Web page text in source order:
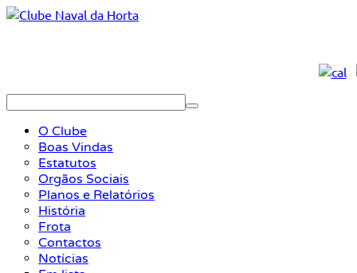
O Clube
Boas Vindas
Estatutos
Orgãos Sociais
Planos e Relatórios
História
Frota
Contactos
Notícias